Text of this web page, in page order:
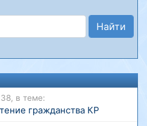
Найти
в теме:
гражданства КР